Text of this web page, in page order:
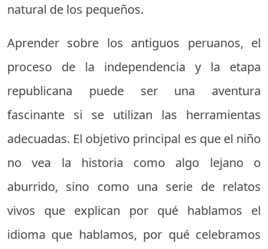
natural de los pequeños.
Aprender sobre los antiguos peruanos, el
proceso de la independencia y la etapa
republicana puede ser una aventura
fascinante si se utilizan las herramientas
adecuadas. El objetivo principal es que el niño
no vea la historia como algo lejano o
aburrido, sino como una serie de relatos
vivos que explican por qué hablamos el
idioma que hablamos, por qué celebramos